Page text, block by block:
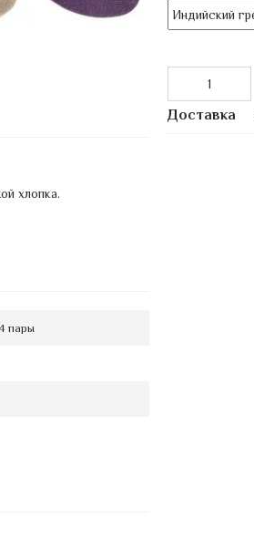
хлопка.
пары
Доставка